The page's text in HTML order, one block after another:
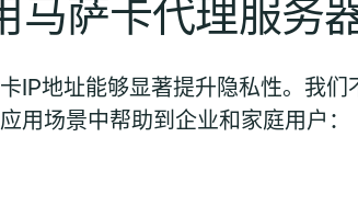
马萨卡代理服务器
IP地址能够显著提升隐私性。我们
用场景中帮助到企业和家庭用户：